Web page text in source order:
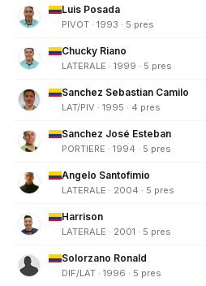
Luis Posada
PIVOT · 1993 · 5 pres
Chucky Riano
LATERALE · 1999 · 5 pres
Sanchez Sebastian Camilo
LAT/PIV · 1995 · 4 pres
Sanchez José Esteban
PORTIERE · 1994 · 5 pres
Angelo Santofimio
LATERALE · 2004 · 5 pres
Harrison
LATERALE · 2001 · 5 pres
Solorzano Ronald
DIF/LAT · 1996 · 5 pres